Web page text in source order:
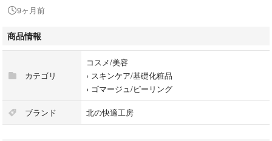
9ヶ月前
商品情報
カテゴリ
コスメ/美容
› スキンケア/基礎化粧品
› ゴマージュ/ピーリング
ブランド 北の快適工房